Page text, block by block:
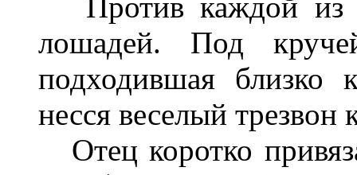
лошадей. Под
подходившая близко
несся веселый трезвон
Отец коротко